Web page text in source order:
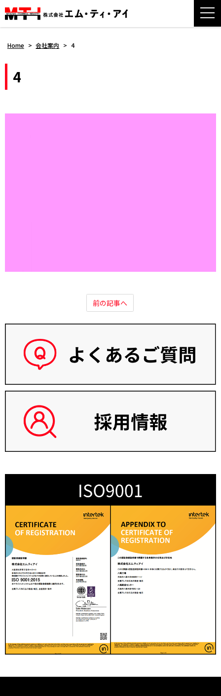
Home > 会社案内 > 4
4
前の記事へ